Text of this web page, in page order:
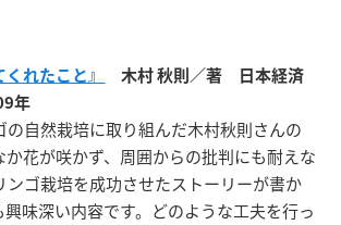
れたこと』
木村 秋則／著 日本経済
年
の自然栽培に取り組んだ木村秋則さんの
か花が咲かず、周囲からの批判にも耐えな
ンゴ栽培を成功させたストーリーが書か
興味深い内容です。どのような工夫を行っ